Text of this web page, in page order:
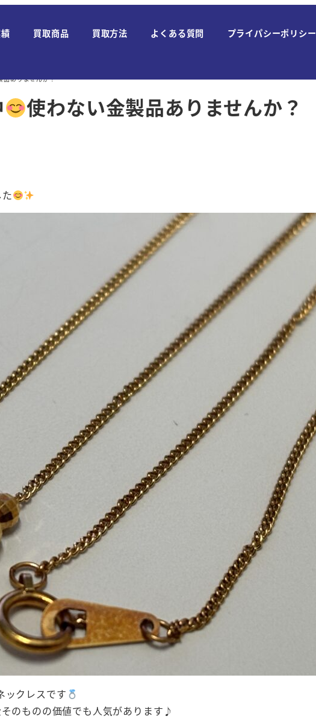
買取商品 買取方法 よくある質問 プライパシーポリシー
品ありませんか？
使わない金製品ありませんか？
ックレスです
のものの価値でも人気があります♪